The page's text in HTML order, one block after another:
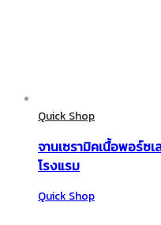
Quick Shop
จานเซรามิคเนื้อพอร์ซ
โรงแรม
Quick Shop